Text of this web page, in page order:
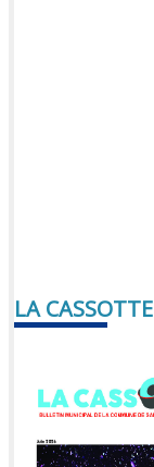
LA CASSOTTE